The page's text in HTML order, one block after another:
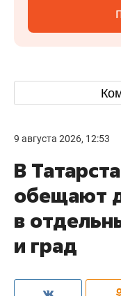
9 августа 2026, 12:53
В
обещают
в
и град